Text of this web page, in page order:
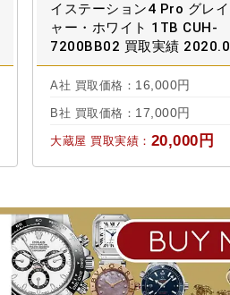
イステーション4 Pro グレ
ャー・ホワイト 1TB CUH-
7200BB02 買取実績
A社 買取価格： 16,000円
B社 買取価格： 17,000円
大蔵屋 買取実績： 20,000円